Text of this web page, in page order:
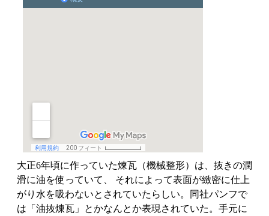
大正6年頃に作っていた煉瓦（機械整形）は、抜きの潤
滑に油を使っていて、 それによって表面が緻密に仕上
がり水を吸わないとされていたらしい。同社パンフで
は「油抜煉瓦」とかなんとか表現されていた。手元に